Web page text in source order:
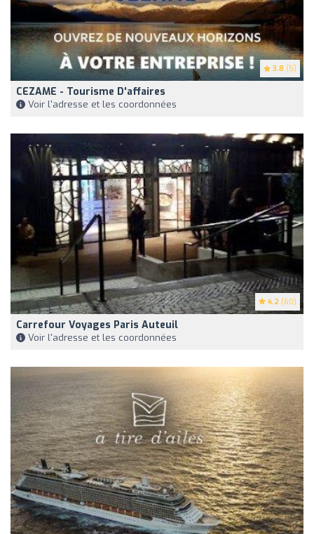
3.8 (5)
CEZAME - Tourisme D'affaires
Voir l'adresse et les coordonnées
4.2 (60)
Carrefour Voyages Paris Auteuil
Voir l'adresse et les coordonnées